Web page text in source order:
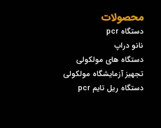
محصولات
دستگاه pcr
نانو دراپ
دستگاه های مولکولی
تجهیز آزمایشگاه مولکولی
دستگاه ریل تایم pcr